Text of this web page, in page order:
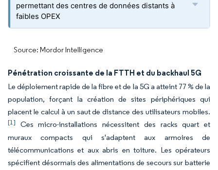
permettant des centres de données distants à
faibles OPEX
Source: Mordor Intelligence
Pénétration croissante de la FTTH et du backhaul 5G
Le déploiement rapide de la fibre et de la 5G a atteint 77 % de la
population, forçant la création de sites périphériques qui
placent le calcul à un saut de distance des utilisateurs mobiles.
[1]
Ces micro-installations nécessitent des racks quart et
muraux compacts qui s'adaptent aux armoires de
télécommunications et aux abris en toiture. Les opérateurs
spécifient désormais des alimentations de secours sur batterie